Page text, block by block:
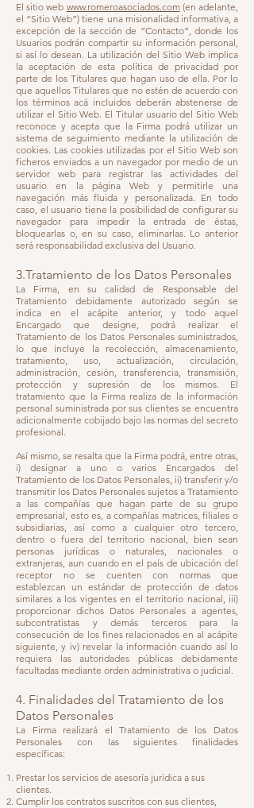
El sitio web www.romeroasociados.com(en adelante,
el “Sitio Web”) tiene una misionalidad informativa, a
excepción de la sección de “Contacto”, donde los
Usuarios podrán compartir su información personal,
si así lo desean. La utilización del Sitio Web implica
la aceptación de esta política de privacidad por
parte de los Titulares que hagan uso de ella. Por lo
que aquellos Titulares que no estén de acuerdo con
los términos acá incluidos deberán abstenerse de
utilizar el Sitio Web. El Titular usuario del Sitio Web
reconoce y acepta que la Firma podrá utilizar un
sistema de seguimiento mediante la utilización de
cookies. Las cookies utilizadas por el Sitio Web son
ficheros enviados a un navegador por medio de un
servidor web para registrar las actividades del
usuario en la página Web y permitirle una
navegación más fluida y personalizada. En todo
caso, el usuario tiene la posibilidad de configurar su
navegador para impedir la entrada de éstas,
bloquearlas o, en su caso, eliminarlas. Lo anterior
será responsabilidad exclusiva del Usuario.
3.Tratamiento de los Datos Personales
La Firma, en su calidad de Responsable del
Tratamiento debidamente autorizado según se
indica en el acápite anterior, y todo aquel
Encargado que designe, podrá realizar el
Tratamiento de los Datos Personales suministrados,
lo que incluye la recolección, almacenamiento,
tratamiento, uso, actualización, circulación,
administración, cesión, transferencia, transmisión,
protección y supresión de los mismos. El
tratamiento que la Firma realiza de la información
personal suministrada por sus clientes se encuentra
adicionalmente cobijado bajo las normas del secreto
profesional.
Así mismo, se resalta que la Firma podrá, entre otras,
i) designar a uno o varios Encargados del
Tratamiento de los Datos Personales, ii) transferir y/o
transmitir los Datos Personales sujetos a Tratamiento
a las compañías que hagan parte de su grupo
empresarial, esto es, a compañías matrices, filiales o
subsidiarias, así como a cualquier otro tercero,
dentro o fuera del territorio nacional, bien sean
personas jurídicas o naturales, nacionales o
extranjeras, aun cuando en el país de ubicación del
receptor no se cuenten con normas que
establezcan un estándar de protección de datos
similares a los vigentes en el territorio nacional, iii)
proporcionar dichos Datos Personales a agentes,
subcontratistas y demás terceros para la
consecución de los fines relacionados en al acápite
siguiente, y iv) revelar la información cuando así lo
requiera las autoridades públicas debidamente
facultadas mediante orden administrativa o judicial.
4. Finalidades del Tratamiento de los
Datos Personales
La Firma realizará el Tratamiento de los Datos
Personales con las siguientes finalidades
específicas:
Prestar los servicios de asesoría jurídica a sus
clientes.
Cumplir los contratos suscritos con sus clientes,